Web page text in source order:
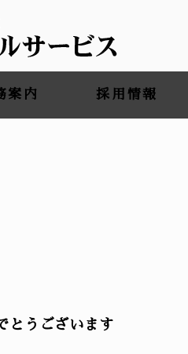
案内 採用情報
とうございます